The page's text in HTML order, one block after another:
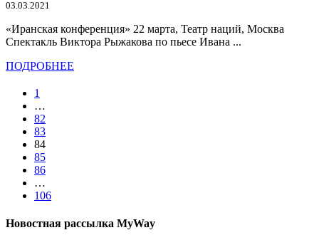
03.03.2021
«Иранская конференция» 22 марта, Театр наций, Москва
Спектакль Виктора Рыжакова по пьесе Ивана ...
ПОДРОБНЕЕ
1
…
82
83
84
85
86
…
106
Новостная рассылка MyWay